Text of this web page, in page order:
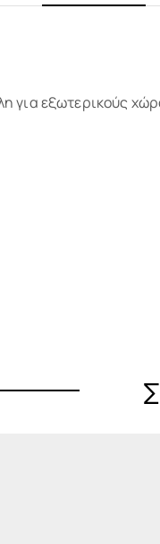
για εξωτερικούς